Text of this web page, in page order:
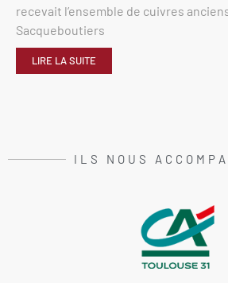
recevait l’ensemble de cuivres
Sacqueboutiers
LIRE LA SUITE
ILS NOUS